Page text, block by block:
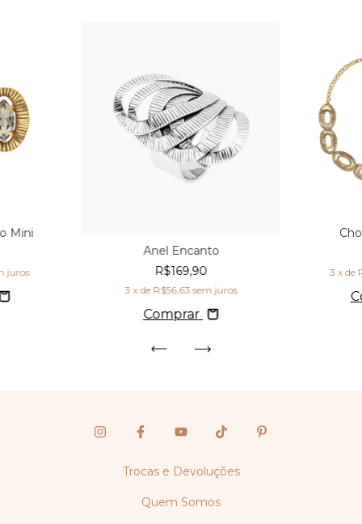
Mini
juros
Anel Encanto
R$169,90
3 x de R$56,63 sem juros
Comprar
3 x de
Trocas e Devoluções
Quem Somos